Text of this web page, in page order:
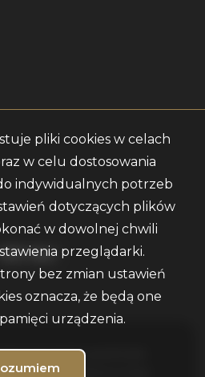
Facebook
Facebook
Facebook
Facebook
Facebook
Anna Kubiczek © 2026
pliki cookies w celach
w celu dostosowania
indywidualnych potrzeb
dotyczących plików
w dowolnej chwili
przeglądarki.
bez zmian ustawień
oznacza, że będą one
urządzenia.